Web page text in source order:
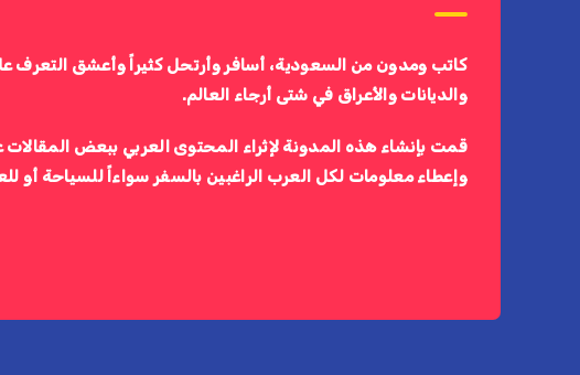
كاتب ومدون من السعودية، أسافر وأرتحل كثيراً وأعشق التعرف
والديانات والأعراق في شتى أرجاء العالم.
قمت بإنشاء هذه المدونة لإثراء المحتوى العربي ببعض المقالات
وإعطاء معلومات لكل العرب الراغبين بالسفر سواءاً للسياحة أو